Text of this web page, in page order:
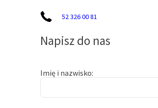
52 326 00 81
Napisz do nas
Imię i nazwisko